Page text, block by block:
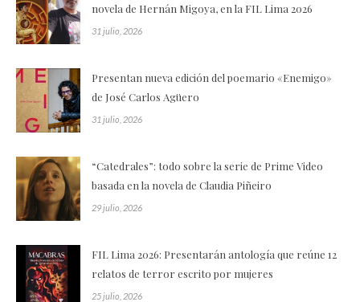
novela de Hernán Migoya, en la FIL Lima 2026
31 julio, 2026
Presentan nueva edición del poemario «Enemigo»
de José Carlos Agüero
31 julio, 2026
“Catedrales”: todo sobre la serie de Prime Video
basada en la novela de Claudia Piñeiro
29 julio, 2026
FIL Lima 2026: Presentarán antología que reúne 12
relatos de terror escrito por mujeres
25 julio, 2026